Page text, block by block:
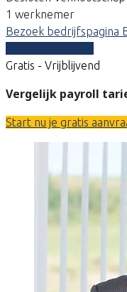
1 werknemer
Bezoek bedrijfspagina
Gratis - Vrijblijvend
Vergelijk payroll
Start nu je gratis